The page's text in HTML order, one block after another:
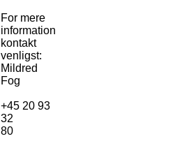
For mere
information
kontakt
venligst:
Mildred
Fog
+45 20 93
32
80